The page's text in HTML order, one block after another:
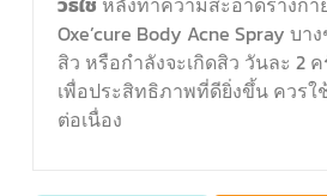
Oxe’cure Body Acne Spray บา
สิว หรือกำลังจะเกิดสิว วันละ 2
เพื่อประสิทธิภาพที่ดียิ่งขึ้น ควรใ
ต่อเนื่อง